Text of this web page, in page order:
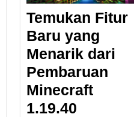
Temukan Fitur
Baru yang
Menarik dari
Pembaruan
Minecraft
1.19.40